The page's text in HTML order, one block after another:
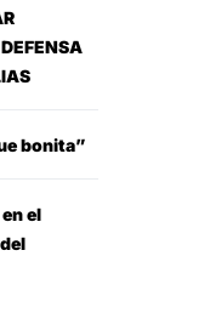
bonita”
el